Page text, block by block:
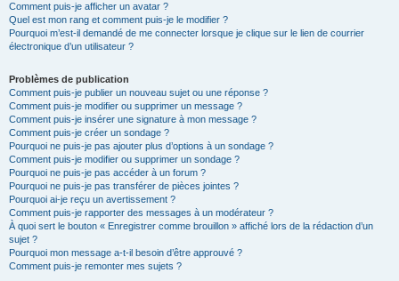
Comment puis-je afficher un avatar ?
Quel est mon rang et comment puis-je le modifier ?
Pourquoi m’est-il demandé de me connecter lorsque je clique sur le lien de courrier
électronique d’un utilisateur ?
Problèmes de publication
Comment puis-je publier un nouveau sujet ou une réponse ?
Comment puis-je modifier ou supprimer un message ?
Comment puis-je insérer une signature à mon message ?
Comment puis-je créer un sondage ?
Pourquoi ne puis-je pas ajouter plus d’options à un sondage ?
Comment puis-je modifier ou supprimer un sondage ?
Pourquoi ne puis-je pas accéder à un forum ?
Pourquoi ne puis-je pas transférer de pièces jointes ?
Pourquoi ai-je reçu un avertissement ?
Comment puis-je rapporter des messages à un modérateur ?
À quoi sert le bouton « Enregistrer comme brouillon » affiché lors de la rédaction d’un
sujet ?
Pourquoi mon message a-t-il besoin d’être approuvé ?
Comment puis-je remonter mes sujets ?